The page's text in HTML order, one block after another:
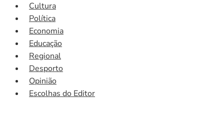
Cultura
Política
Economia
Educação
Regional
Desporto
Opinião
Escolhas do Editor